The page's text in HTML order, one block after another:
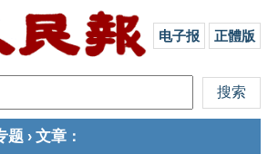
电子报 正體版
题 › 文章 ：